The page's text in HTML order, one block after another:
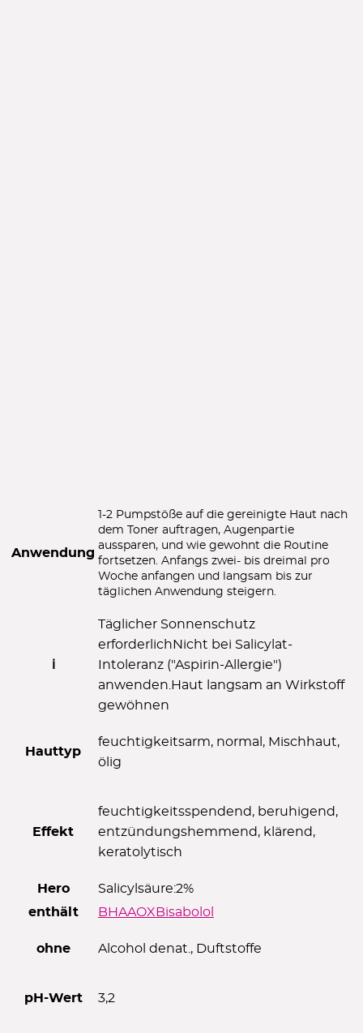
Anwendung
1-2 Pumpstöße auf die gereinigte Haut nach
dem Toner auftragen, Augenpartie
aussparen, und wie gewohnt die Routine
fortsetzen. Anfangs zwei- bis dreimal pro
Woche anfangen und langsam bis zur
täglichen Anwendung steigern.
ℹ️
Täglicher Sonnenschutz
erforderlichNicht bei Salicylat-
Intoleranz ("Aspirin-Allergie")
anwenden. Haut langsam an Wirkstoff
gewöhnen
Hauttyp
feuchtigkeitsarm, normal, Mischhaut,
ölig
Effekt
feuchtigkeitsspendend, beruhigend,
entzündungshemmend, klärend,
keratolytisch
Hero Salicylsäure:2%
enthält
BHAAOXBisabolol
ohne Alcohol denat., Duftstoffe
pH-Wert 3,2